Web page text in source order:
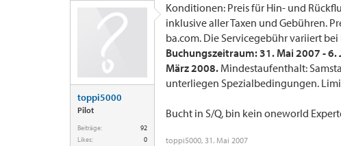
toppi5000
Pilot
Beiträge:
92
Likes:
0
Konditionen: Preis für Hin- und
inklusive aller Taxen und Gebühren.
ba.com. Die Servicegebühr variiert
Buchungszeitraum: 31. Mai 2007 -
März 2008. Mindestaufenthalt:
unterliegen Spezialbedingungen.
Bucht in S/Q, bin kein oneworld
toppi5000, 31. Mai 2007